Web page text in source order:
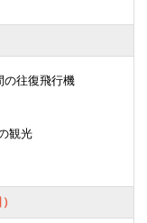
の往復飛行機
観光